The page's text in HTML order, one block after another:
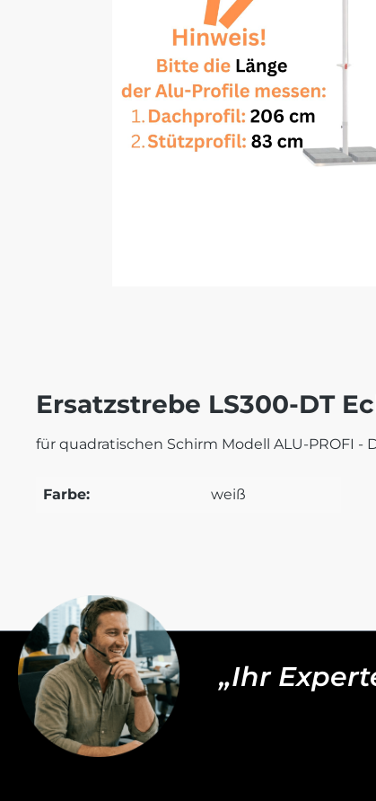
Ersatzstrebe LS300-DT
für quadratischen Schirm Modell ALU-PROFI -
Farbe: weiß
„Ihr